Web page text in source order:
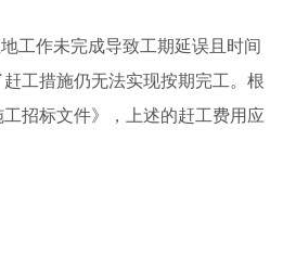
工作未完成导致工期延误且时间
工措施仍无法实现按期完工。根
招标文件》，上述的赶工费用应